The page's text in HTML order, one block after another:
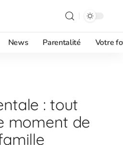
News Parentalité Votre
: tout
moment de